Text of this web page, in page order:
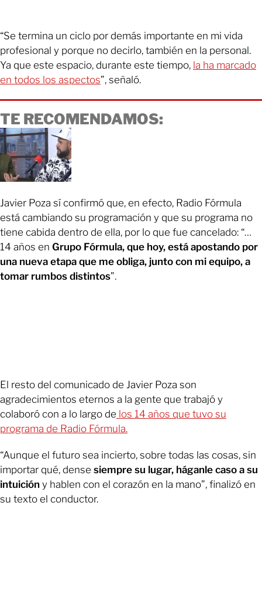
“Se termina un ciclo por demás importante en mi vida
profesional y porque no decirlo, también en la personal.
Ya que este espacio, durante este tiempo, la ha marcado
en todos los aspectos”, señaló.
TE RECOMENDAMOS:
Javier Poza sí confirmó que, en efecto, Radio Fórmula
está cambiando su programación y que su programa no
tiene cabida dentro de ella, por lo que fue cancelado: “…
14 años en Grupo Fórmula, que hoy, está apostando por
una nueva etapa que me obliga, junto con mi equipo, a
tomar rumbos distintos”.
El resto del comunicado de Javier Poza son
agradecimientos eternos a la gente que trabajó y
colaboró con a lo largo de los 14 años que tuvo su
programa de Radio Fórmula.
“Aunque el futuro sea incierto, sobre todas las cosas, sin
importar qué, dense siempre su lugar, háganle caso a su
intuición y hablen con el corazón en la mano”, finalizó en
su texto el conductor.